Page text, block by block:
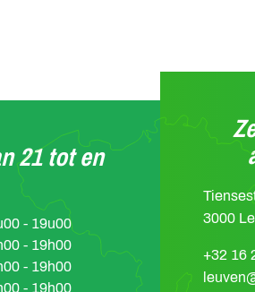
21 tot en
- 19u00
- 19h00
- 19h00
- 19h00
3000
+32 16